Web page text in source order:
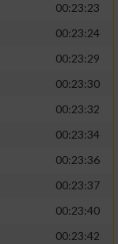
00:23:23
00:23:24
00:23:29
00:23:30
00:23:32
00:23:34
00:23:36
00:23:37
00:23:40
00:23:42